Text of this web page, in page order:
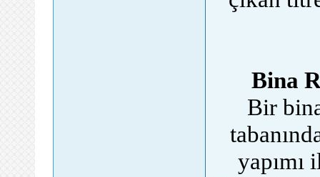
Bina
Bir
yapımı